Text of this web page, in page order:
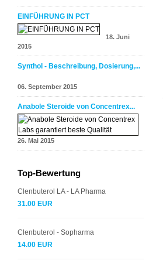
EINFÜHRUNG IN PCT
18. Juni
2015
Synthol - Beschreibung, Dosierung,...
06. September 2015
Anabole Steroide von Concentrex...
26. Mai 2015
Top-Bewertung
Clenbuterol LA - LA Pharma
31.00 EUR
Clenbuterol - Sopharma
14.00 EUR